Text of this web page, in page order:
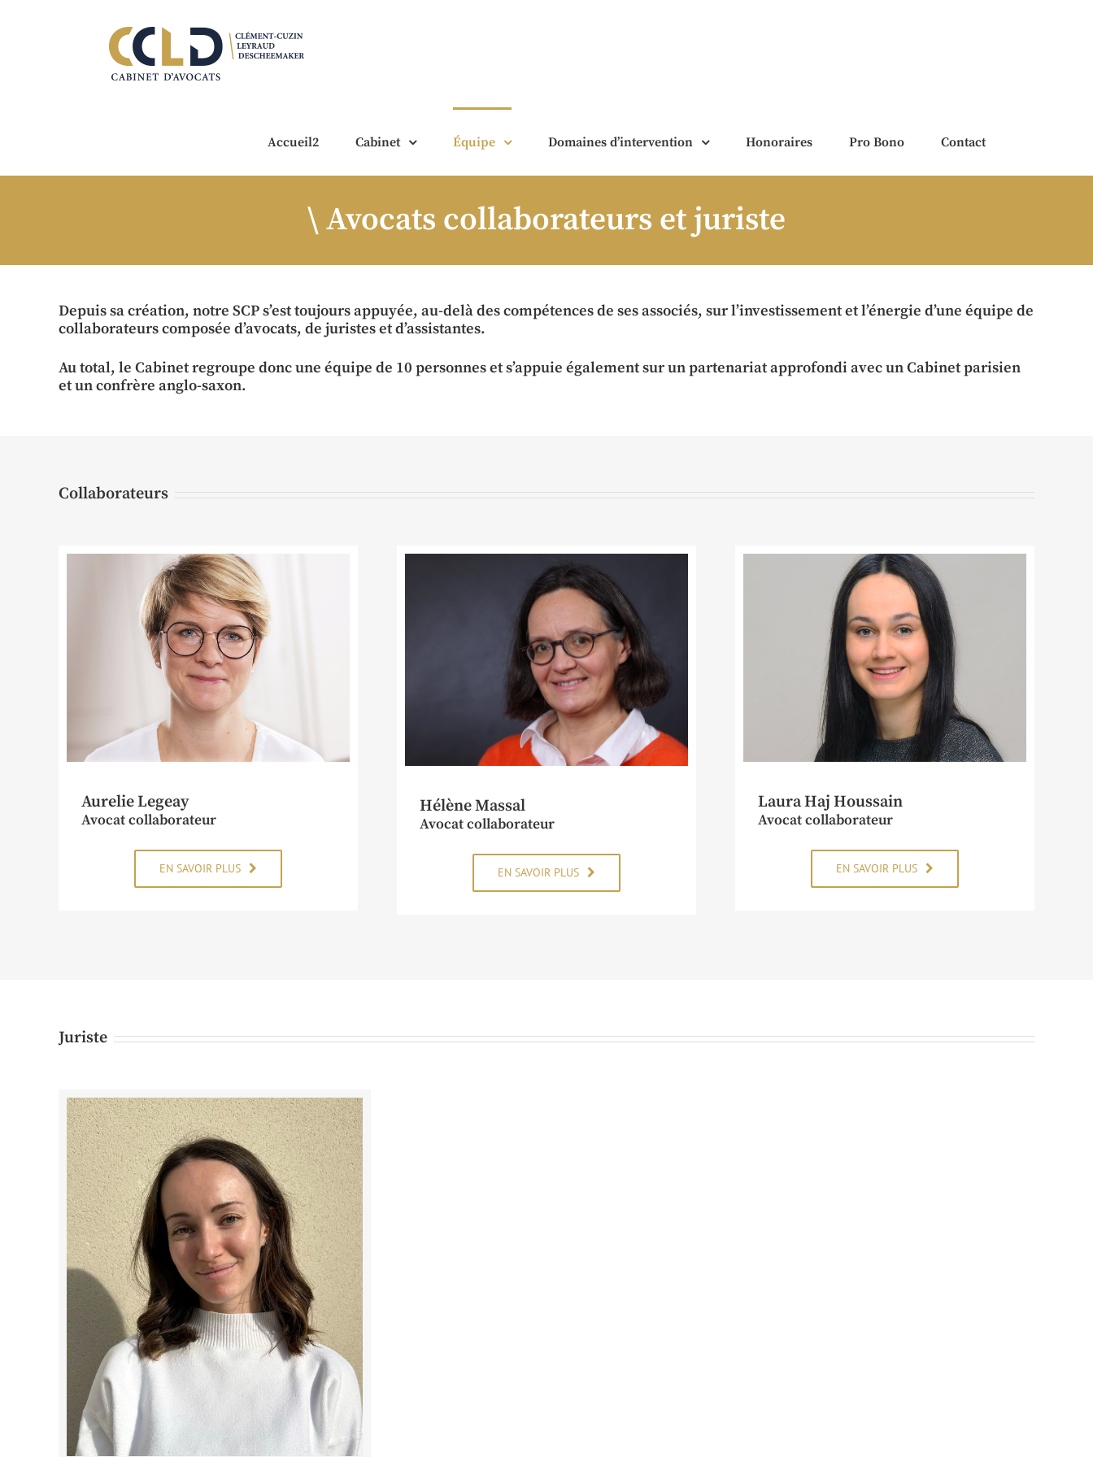
Accueil2 Cabinet Équipe Domaines d’intervention Honoraires Pro Bono Contact
Avocats collaborateurs et juriste
Depuis sa création, notre SCP s’est toujours appuyée, au-delà des compétences de ses associés, sur l’investissement et l’énergie d’une équipe de
collaborateurs composée d’avocats, de juristes et d’assistantes.
Au total, le Cabinet regroupe donc une équipe de 10 personnes et s’appuie également sur un partenariat approfondi avec un Cabinet parisien
et un confrère anglo-saxon.
Collaborateurs
Aurelie Legeay
Avocat collaborateur
EN SAVOIR PLUS
Hélène Massal
Avocat collaborateur
EN SAVOIR PLUS
Laura Haj Houssain
Avocat collaborateur
EN SAVOIR PLUS
Juriste